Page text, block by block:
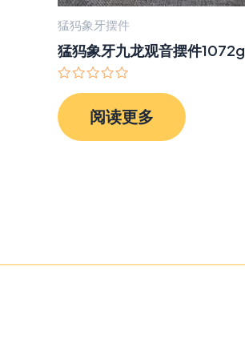
猛犸象牙摆件
猛犸象牙九龙观音摆件1072g
分
0
&sol;
阅读更多